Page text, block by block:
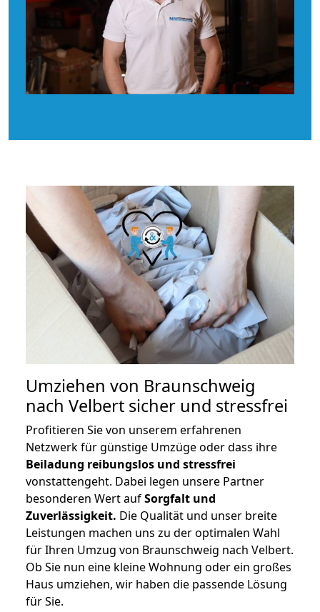
Umziehen von Braunschweig
nach Velbert sicher und stressfrei
Profitieren Sie von unserem erfahrenen
Netzwerk für günstige Umzüge oder dass ihre
Beiladung reibungslos und stressfrei
vonstattengeht. Dabei legen unsere Partner
besonderen Wert aufSorgfalt und
Zuverlässigkeit. Die Qualität und unser breite
Leistungen machen uns zu der optimalen Wahl
für Ihren Umzug von Braunschweig nach Velbert.
Ob Sie nun eine kleine Wohnung oder ein großes
Haus umziehen, wir haben die passende Lösung
für Sie.